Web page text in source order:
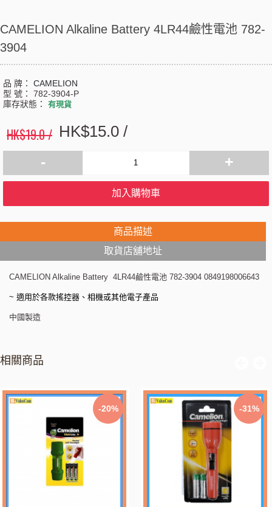
CAMELION Alkaline Battery 4LR44鹼性電池 782-
3904
品 牌： CAMELION
型 號： 782-3904-P
庫存狀態： 有現貨
HK$19.0 / HK$15.0 /
- +
加入購物車
商品描述
取貨店舖地址
CAMELION Alkaline Battery 4LR44鹼性電池 782-3904 0849198006643
~ 適用於各款搖控器、相機或其他電子產品
中國製造
相關商品
-20% -31%